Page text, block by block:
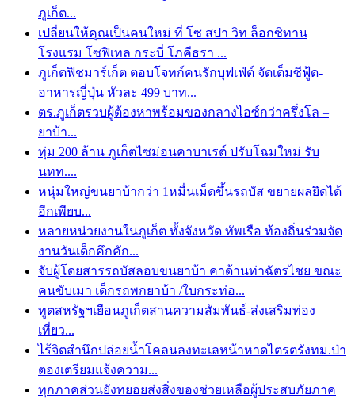
ภูเก็ต...
เปลี่ยนให้คุณเป็นคนใหม่ ที่ โซ สปา วิท ล็อกซิทาน
โรงแรม โซฟิเทล กระบี่ โภคีธรา ...
ภูเก็ตฟิชมาร์เก็ต ตอบโจทก์คนรักบุฟเฟ่ต์ จัดเต็มซีฟู้ด-
อาหารญี่ปุ่น หัวละ 499 บาท...
ตร.ภูเก็ตรวบผู้ต้องหาพร้อมของกลางไอซ์กว่าครึ่งโล –
ยาบ้า...
ทุ่ม 200 ล้าน ภูเก็ตไซม่อนคาบาเรต์ ปรับโฉมใหม่ รับ
นทท....
หนุ่มใหญ่ขนยาบ้ากว่า 1หมื่นเม็ดขึ้นรถบัส ขยายผลยึดได้
อีกเพียบ...
หลายหน่วยงานในภูเก็ต ทั้งจังหวัด ทัพเรือ ท้องถิ่นร่วมจัด
งานวันเด็กคึกคัก...
จับผู้โดยสารรถบัสลอบขนยาบ้า คาด้านท่าฉัตรไชย ขณะ
คนขับเมา เด็กรถพกยาบ้า /ใบกระท่อ...
ทูตสหรัฐฯเยือนภูเก็ตสานความสัมพันธ์-ส่งเสริมท่อง
เที่ยว...
ไร้จิตสำนึกปล่อยน้ำโคลนลงทะเลหน้าหาดไตรตรังทม.ป่า
ตองเตรียมแจ้งความ...
ทุกภาคส่วนยังทยอยส่งสิ่งของช่วยเหลือผู้ประสบภัยภาค